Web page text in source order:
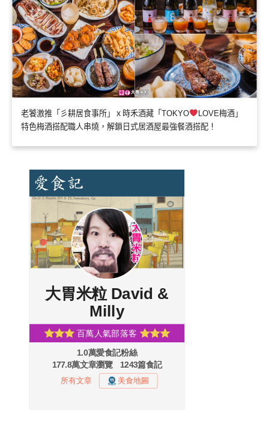
老饕激推「彡耕居食事所」ｘ時禾酒藏「TOKYO
LOVE梅酒」
特色梅酒搭配職人串燒，解鎖日式居酒屋最強餐酒搭配！